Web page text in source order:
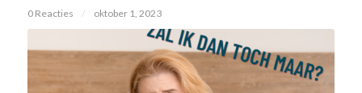
0 Reacties / oktober 1, 2023